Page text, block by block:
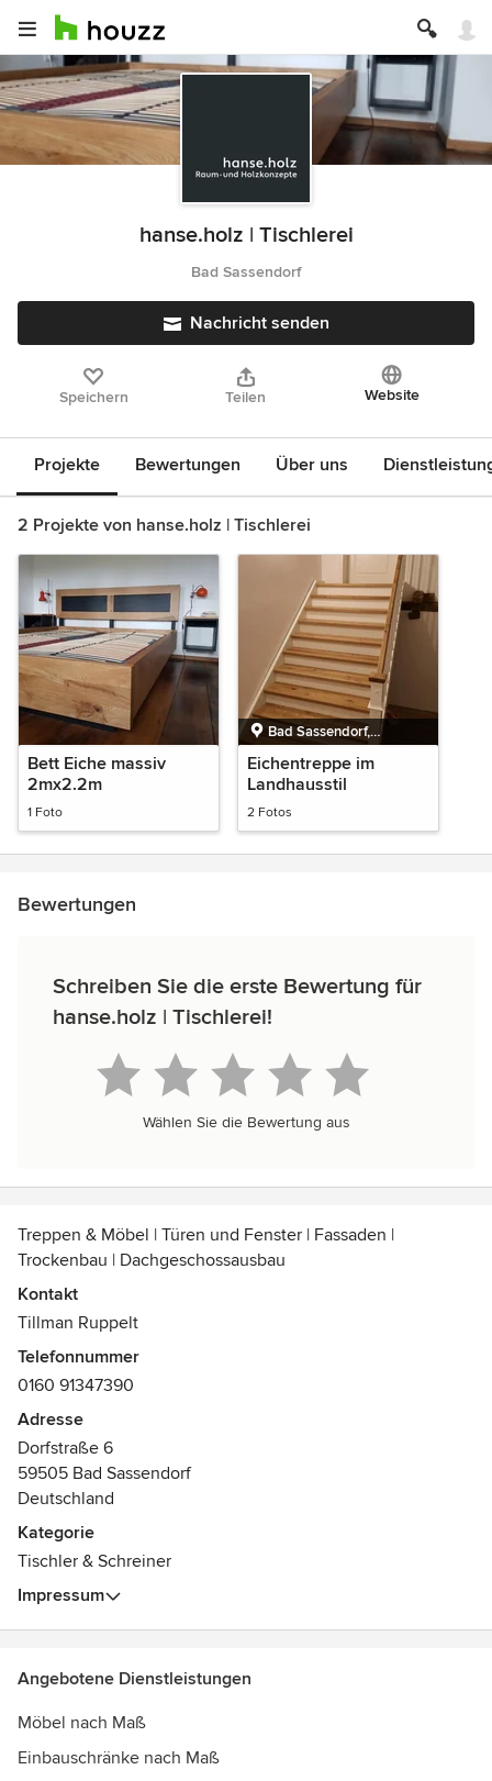
hanse.holz | Tischlerei
Bad Sassendorf
Nachricht senden
Speichern Teilen Website
Projekte Bewertungen Über uns
2 Projekte von hanse.holz | Tischlerei
Bett Eiche massiv
2mx2.2m
1 Foto
Bad Sassendorf,
Nordrhein-Westfalen
Eichentreppe im
Landhausstil
2 Fotos
Bewertungen
Schreiben Sie die erste Bewertung für
hanse.holz | Tischlerei!
Wählen Sie die Bewertung aus
Treppen & Möbel | Türen und Fenster | Fassaden |
Trockenbau | Dachgeschossausbau
Kontakt
Tillman Ruppelt
Telefonnummer
0160 91347390
Adresse
Dorfstraße 6
59505 Bad Sassendorf
Deutschland
Kategorie
Tischler & Schreiner
Impressum
Angebotene Dienstleistungen
Möbel nach Maß
Einbauschränke nach Maß